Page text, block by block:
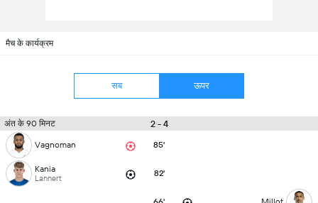
मैच के कार्यक्रम
सब ऊपर
अंत के 90 मिनट 2 - 4
Vagnoman 85'
Kania
Lannert 82'